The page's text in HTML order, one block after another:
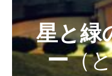
星と緑
ー（